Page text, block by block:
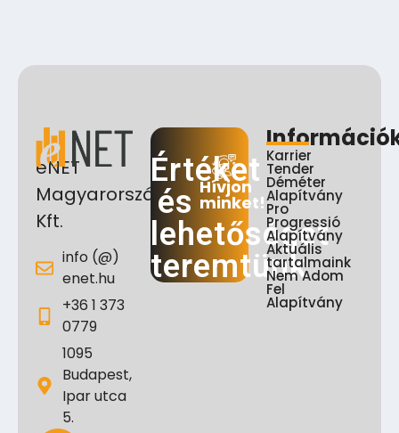
eNET
Magyarország
Kft.
info (@)
enet.hu
+36 1 373
0779
1095
Budapest,
Ipar utca
5.
Értéket
és
lehetőséget
teremtünk
Hívjon
minket!
Karrier
Tender
Déméter
Alapítvány
Pro
Progressió
Alapítvány
Aktuális
tartalmaink
Nem Adom
Fel
Alapítvány